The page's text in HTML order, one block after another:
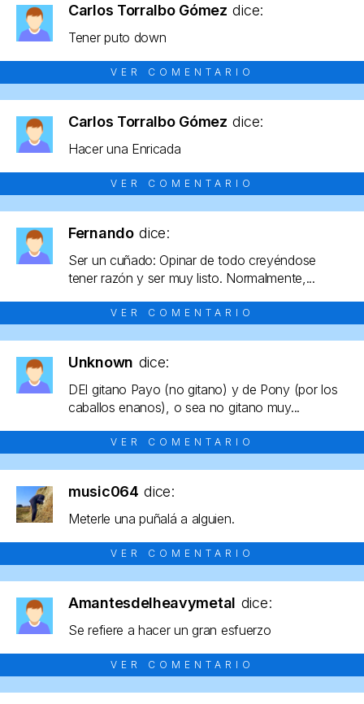
Carlos Torralbo Gómez dice:
Tener puto down
VER COMENTARIO
Carlos Torralbo Gómez dice:
Hacer una Enricada
VER COMENTARIO
Fernando dice:
Ser un cuñado: Opinar de todo creyéndose
tener razón y ser muy listo. Normalmente,...
VER COMENTARIO
Unknown dice:
DEl gitano Payo (no gitano) y de Pony (por los
caballos enanos), o sea no gitano muy...
VER COMENTARIO
music064 dice:
Meterle una puñalá a alguien.
VER COMENTARIO
Amantesdelheavymetal dice:
Se refiere a hacer un gran esfuerzo
VER COMENTARIO